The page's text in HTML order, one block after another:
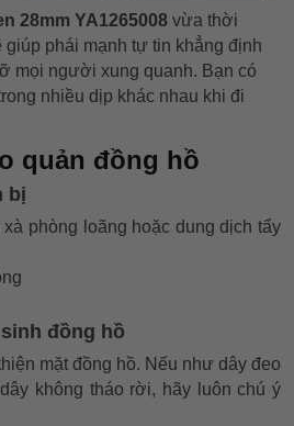
28mm YA1265008 vừa thời
giúp phái mạnh tự tin khẳng định
mọi người xung quanh. Bạn có
nhiều dịp khác nhau khi đi
quản đồng hồ
bị
phòng loãng hoặc dung dịch tẩy
đồng hồ
mặt đồng hồ. Nếu như dây đeo
không tháo rời, hãy luôn chú ý